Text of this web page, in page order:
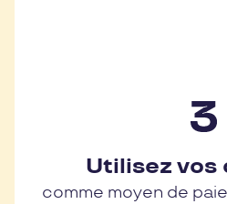
Utilisez vos
comme moyen de